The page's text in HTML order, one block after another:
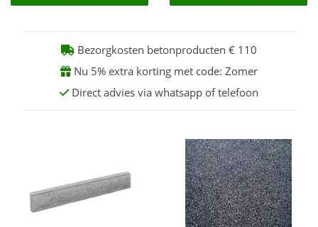
Bezorgkosten betonproducten € 110
Nu 5% extra korting met code: Zomer
Direct advies via whatsapp of telefoon